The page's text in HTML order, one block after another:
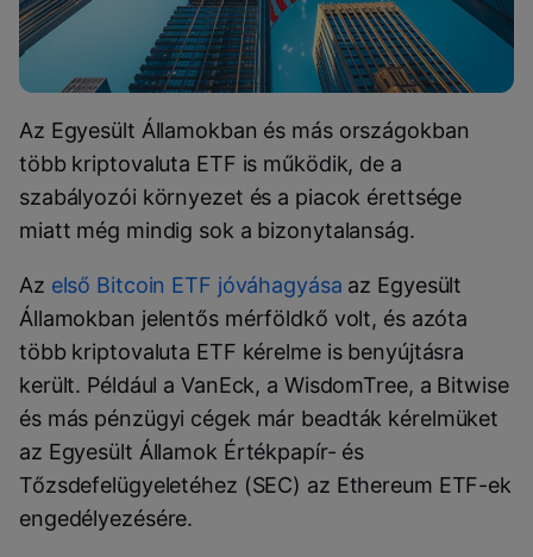
Az Egyesült Államokban és más országokban
több kriptovaluta ETF is működik, de a
szabályozói környezet és a piacok érettsége
miatt még mindig sok a bizonytalanság.
Az első Bitcoin ETF jóváhagyása az Egyesült
Államokban jelentős mérföldkő volt, és azóta
több kriptovaluta ETF kérelme is benyújtásra
került. Például a VanEck, a WisdomTree, a Bitwise
és más pénzügyi cégek már beadták kérelmüket
az Egyesült Államok Értékpapír- és
Tőzsdefelügyeletéhez (SEC) az Ethereum ETF-ek
engedélyezésére.